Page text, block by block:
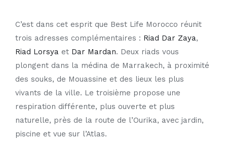
C’est dans cet esprit que Best Life Morocco réunit
trois adresses complémentaires : Riad Dar Zaya,
Riad Lorsya et Dar Mardan. Deux riads vous
plongent dans la médina de Marrakech, à proximité
des souks, de Mouassine et des lieux les plus
vivants de la ville. Le troisième propose une
respiration différente, plus ouverte et plus
naturelle, près de la route de l’Ourika, avec jardin,
piscine et vue sur l’Atlas.